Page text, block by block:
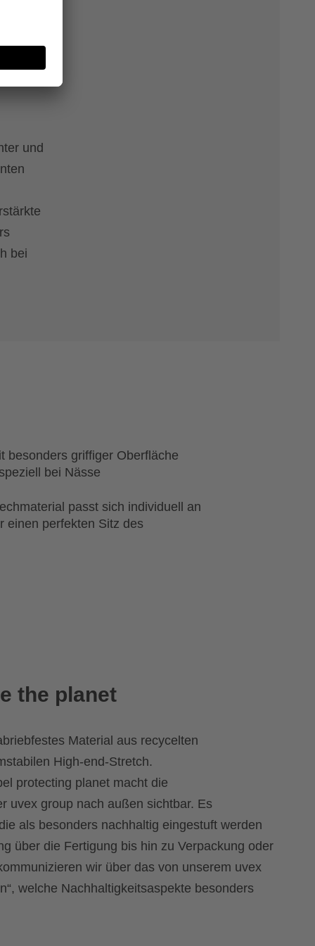
und
bei
besonders griffiger Oberfläche
bei Nässe
passt sich individuell an
einen perfekten Sitz des
the planet
Material aus recycelten
High-end-Stretch.
protecting planet macht die
uvex group nach außen sichtbar. Es
als besonders nachhaltig eingestuft werden
über die Fertigung bis hin zu Verpackung oder
wir über das von unserem uvex
welche Nachhaltigkeitsaspekte besonders